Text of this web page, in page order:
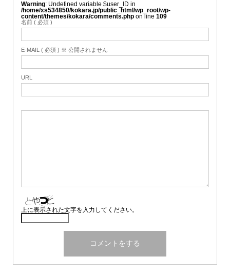
Warning : Undefined variable $user_ID in
/home/xs534850/kokara.jp/public_html/wp_root/wp-
content/themes/kokara/comments.phpon line 109
名前 ( 必須 )
E-MAIL ( 必須 ) ※ 公開されません
URL
上に表示された文字を入力してください。